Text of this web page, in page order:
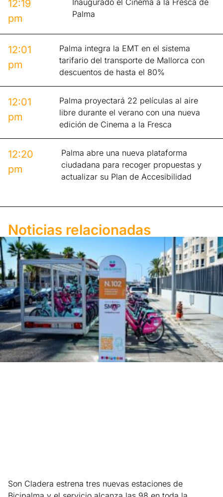
12:19
pm
Palma
12:01
pm
Palma integra la EMT en el sistema
tarifario del transporte de Mallorca con
descuentos de hasta el 80%
12:01
pm
Palma proyectará 22 películas al aire
libre durante el verano con una nueva
edición de Cinema a la Fresca
12:20
pm
Palma abre una nueva plataforma
ciudadana para recoger propuestas y
actualizar su Plan de Accesibilidad
Noticias relacionadas
Son Cladera estrena tres nuevas estaciones de